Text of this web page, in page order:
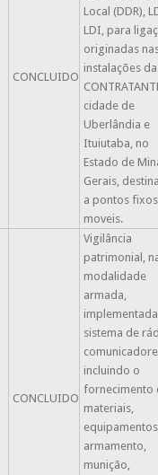
CONCLUIDO
Local (DDR),
LDI, para
originadas
instalações da
cidade de
Uberlândia e
Ituiutaba, no
Estado de
Gerais,
a pontos
moveis.
CONCLUIDO
Vigilância
patrimonial,
modalidade
armada,
sistema de
incluindo o
fornecimento
materiais,
armamento,
munição,